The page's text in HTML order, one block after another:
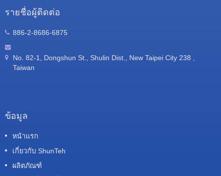
รายชื่อผู้ติดต่อ
886-2-8686-6875
No. 82-1, Dongshun St., Shulin Dist., New Taipei City 238 ,
Taiwan
ข้อมูล
หน้าแรก
เกี่ยวกับ ShunTeh
ผลิตภัณฑ์